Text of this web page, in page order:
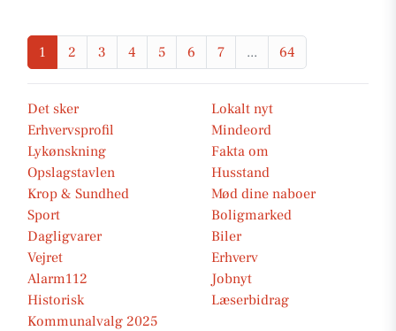
1 2 3 4 5 6 7 ... 64
Det sker
Lokalt nyt
Erhvervsprofil
Mindeord
Lykønskning
Fakta om
Opslagstavlen
Husstand
Krop & Sundhed
Mød dine naboer
Sport
Boligmarked
Dagligvarer
Biler
Vejret
Erhverv
Alarm112
Jobnyt
Historisk
Læserbidrag
Kommunalvalg 2025